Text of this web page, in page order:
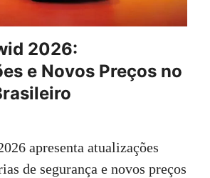
2026:
e Novos Preços no
apresenta atualizações
de segurança e novos preços